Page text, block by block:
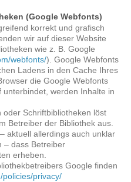
(Google Webfonts)
korrekt und grafisch
wir auf dieser Website
wie z. B. Google
webfonts/). Google Webfonts
Ladens in den Cache Ihres
die Google Webfonts
werden Inhalte in
oder Schriftbibliotheken löst
Betreiber der Bibliothek aus.
aktuell allerdings auch unklar
– dass Betreiber
erheben.
Google finden
policies/privacy/